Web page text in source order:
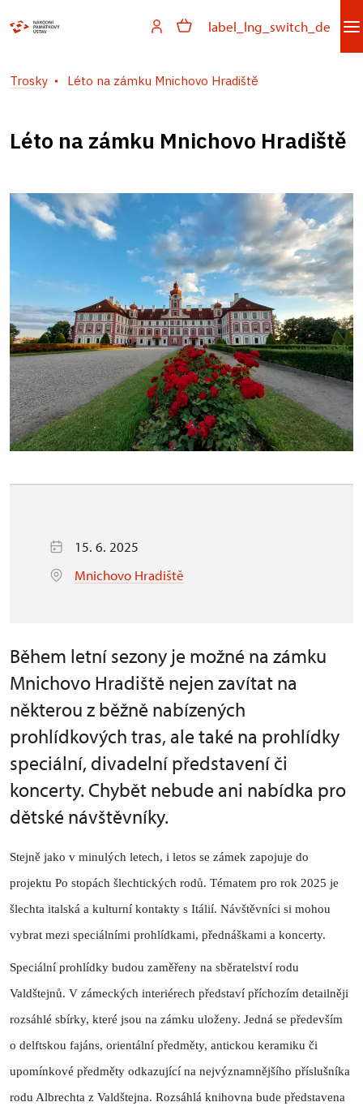
label_lng_switch_de
Trosky Léto na zámku Mnichovo Hradiště
Léto na zámku Mnichovo Hradiště
15. 6. 2025
Mnichovo Hradiště
Během letní sezony je možné na zámku
Mnichovo Hradiště nejen zavítat na
některou z běžně nabízených
prohlídkových tras, ale také na prohlídky
speciální, divadelní představení či
koncerty. Chybět nebude ani nabídka pro
dětské návštěvníky.
Stejně jako v minulých letech, i letos se zámek zapojuje do
projektu Po stopách šlechtických rodů. Tématem pro rok 2025 je
šlechta italská a kulturní kontakty s Itálií. Návštěvníci si mohou
vybrat mezi speciálními prohlídkami, přednáškami a koncerty.
Speciální prohlídky budou zaměřeny na sběratelství rodu
Valdštejnů. V zámeckých interiérech představí příchozím detailněji
rozsáhlé sbírky, které jsou na zámku uloženy. Jedná se především
o delftskou fajáns, orientální předměty, antickou keramiku či
upomínkové předměty odkazující na nejvýznamnějšího příslušníka
rodu Albrechta z Valdštejna. Rozsáhlá knihovna bude představena